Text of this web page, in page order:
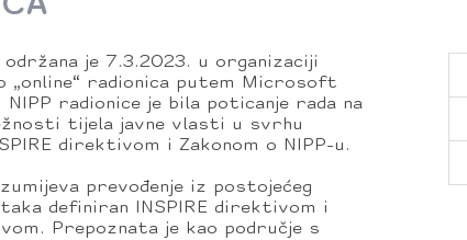
je 7.3.2023. u organizaciji
„online“ radionica putem Microsoft
NIPP radionice je bila poticanje rada na
tijela javne vlasti u svrhu
direktivom i Zakonom o NIPP-u.
prevođenje iz postojećeg
definiran INSPIRE direktivom i
Prepoznata je kao područje s